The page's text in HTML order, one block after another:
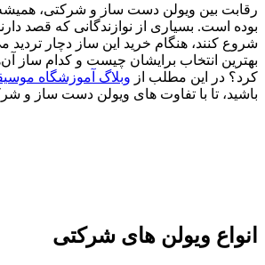
رقابت بین ویولن دست ساز و شرکتی،
بوده است. بسیاری از نوازندگانی که قصد
شروع کنند، هنگام خرید این ساز دچار تردید
بهترین انتخاب برایشان چیست و کدام ساز
کرد؟ در این مطلب از وبلاگ آموزشگاه
باشید، تا با تفاوت های ویولن دست ساز و
انواع ویولن های شرکتی